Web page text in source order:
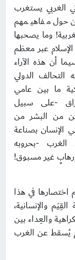
الغربي يستغرب
حول مفاهيمهم
وما يصحبها
عبر معظم
أن هذه الآراء
التحالف الدولي
ما بين عامي
-على سبيل
من البشر من
الإنسان بصناعة
-بحروبه
غير مسبوق!
اختصارها في هذا
والإنسانية،
والعِداء بين
يُسقط عن الغرب